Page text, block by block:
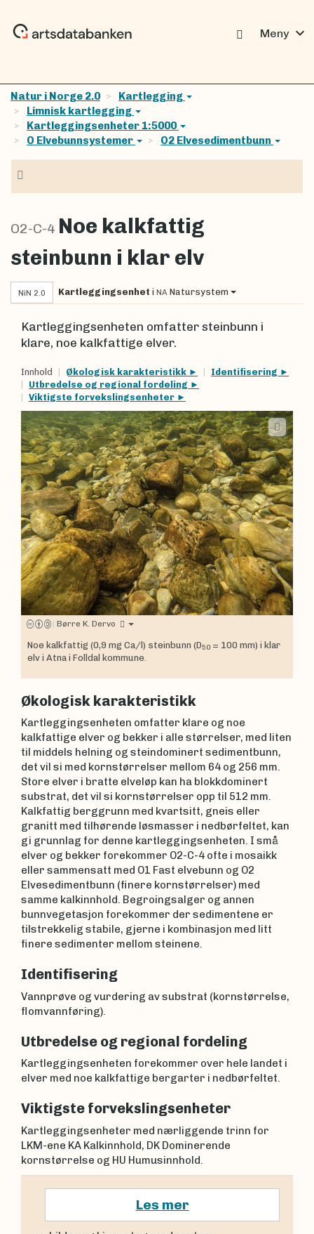
Meny expand_more
Natur i Norge 2.0
Kartlegging
Limnisk kartlegging
Kartleggingsenheter 1:5000
O Elvebunnsystemer
O2 Elvesedimentbunn
O2-C-4 Noe kalkfattig
steinbunn i klar elv
NiN 2.0 Kartleggingsenhet i NA Natursystem
Kartleggingsenheten omfatter steinbunn i
klare, noe kalkfattige elver.
Innhold Økologisk karakteristikk
Identifisering
Utbredelse og regional fordeling
Viktigste forvekslingsenheter
| Børre K. Dervo
Noe kalkfattig (0,9 mg Ca/l) steinbunn (D50 = 100 mm) i klar
elv i Atna i Folldal kommune.
Økologisk karakteristikk
Kartleggingsenheten omfatter klare og noe
kalkfattige elver og bekker i alle størrelser, med liten
til middels helning og steindominert sedimentbunn,
det vil si med kornstørrelser mellom 64 og 256 mm.
Store elver i bratte elveløp kan ha blokkdominert
substrat, det vil si kornstørrelser opp til 512 mm.
Kalkfattig berggrunn med kvartsitt, gneis eller
granitt med tilhørende løsmasser i nedbørfeltet, kan
gi grunnlag for denne kartleggingsenheten. I små
elver og bekker forekommer O2-C-4 ofte i mosaikk
eller sammensatt med O1 Fast elvebunn og O2
Elvesedimentbunn (finere kornstørrelser) med
samme kalkinnhold. Begroingsalger og annen
bunnvegetasjon forekommer der sedimentene er
tilstrekkelig stabile, gjerne i kombinasjon med litt
finere sedimenter mellom steinene.
Identifisering
Vannprøve og vurdering av substrat (kornstørrelse,
flomvannføring).
Utbredelse og regional fordeling
Kartleggingsenheten forekommer over hele landet i
elver med noe kalkfattige bergarter i nedbørfeltet.
Viktigste forvekslingsenheter
Kartleggingsenheter med nærliggende trinn for
LKM-ene KA Kalkinnhold, DK Dominerende
kornstørrelse og HU Humusinnhold.
Les mer